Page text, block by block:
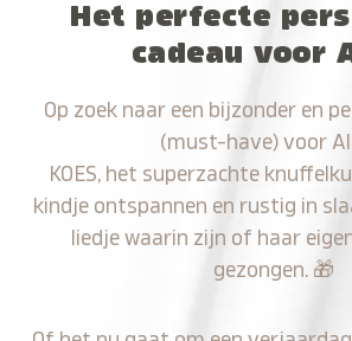
Het perfecte
cadeau voor
Op zoek naar een bijzonder en
(must-have) voor
KOES, het superzachte
kindje ontspannen en rustig in
liedje waarin zijn of haar
gezongen. 🎁